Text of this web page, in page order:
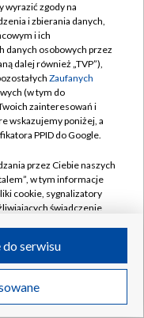
w likwidacji
wyrazić zgody na
i zbierania danych,
i ich
danych osobowych przez
dalej również „TVP”),
Zaufanych
(w tym do
zainteresowań i
wskazujemy poniżej, a
PPID do Google.
przez Ciebie naszych
w tym informacje
cookie, sygnalizatory
świadczenie
przez Ciebie
IP, identyfikatory
serwisu